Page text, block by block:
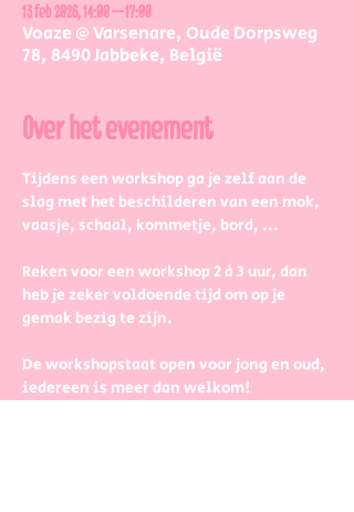
13 feb 2026, 14:00 – 17:00
Voaze @ Varsenare, Oude Dorpsweg
78, 8490 Jabbeke, België
Over het evenement
Tijdens een workshop ga je zelf aan de
slag met het beschilderen van een mok,
vaasje, schaal, kommetje, bord, ...
Reken voor een workshop 2 à 3 uur, dan
heb je zeker voldoende tijd om op je
gemak bezig te zijn.
De workshopstaat open voor jong en oud,
iedereen is meer dan welkom!